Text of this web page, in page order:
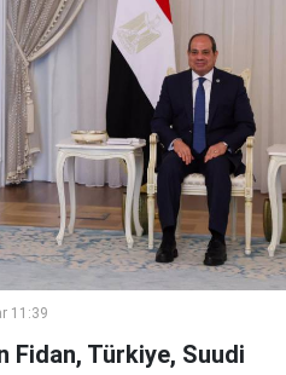
11:39
Fidan, Türkiye, Suudi